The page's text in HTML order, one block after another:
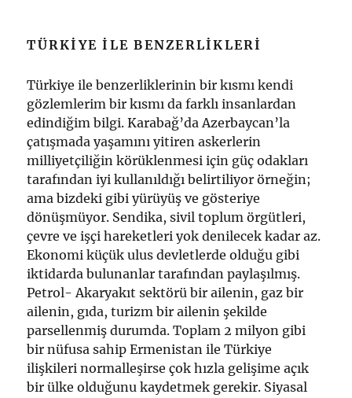
TÜRKIYE ILE BENZERLIKLERI
Türkiye ile benzerliklerinin bir kısmı kendi
gözlemlerim bir kısmı da farklı insanlardan
edindiğim bilgi. Karabağ’da Azerbaycan’la
çatışmada yaşamını yitiren askerlerin
milliyetçiliğin körüklenmesi için güç odakları
tarafından iyi kullanıldığı belirtiliyor örneğin;
ama bizdeki gibi yürüyüş ve gösteriye
dönüşmüyor. Sendika, sivil toplum örgütleri,
çevre ve işçi hareketleri yok denilecek kadar az.
Ekonomi küçük ulus devletlerde olduğu gibi
iktidarda bulunanlar tarafından paylaşılmış.
Petrol- Akaryakıt sektörü bir ailenin, gaz bir
ailenin, gıda, turizm bir ailenin şekilde
parsellenmiş durumda. Toplam 2 milyon gibi
bir nüfusa sahip Ermenistan ile Türkiye
ilişkileri normalleşirse çok hızla gelişime açık
bir ülke olduğunu kaydetmek gerekir. Siyasal